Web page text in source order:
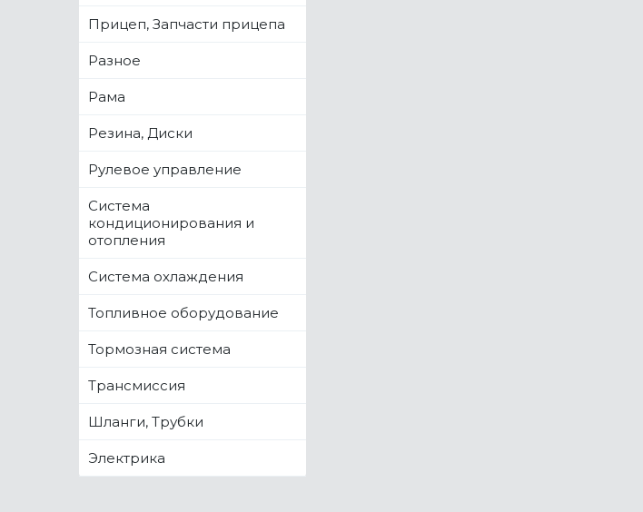
Прицеп, Запчасти прицепа
Разное
Рама
Резина, Диски
Рулевое управление
Система
кондиционирования и
отопления
Система охлаждения
Топливное оборудование
Тормозная система
Трансмиссия
Шланги, Трубки
Электрика